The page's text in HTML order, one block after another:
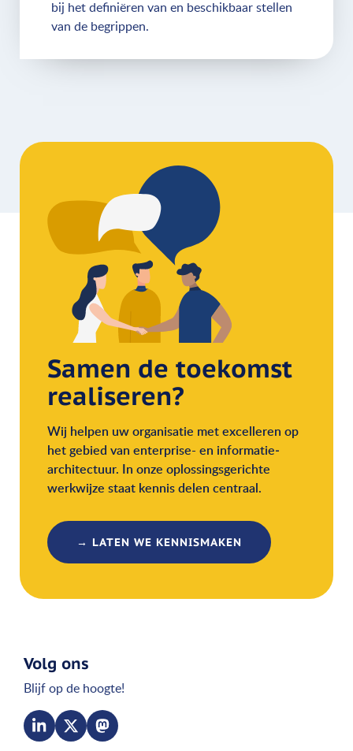
bij het definiëren van en beschikbaar stellen
van de begrippen.
Samen de toekomst
realiseren?
Wij helpen uw organisatie met excelleren op
het gebied van enterprise- en informatie­
architectuur. In onze oplossingsgerichte
werkwijze staat kennis delen centraal.
→ LATEN WE KENNISMAKEN
Volg ons
Blijf op de hoogte!